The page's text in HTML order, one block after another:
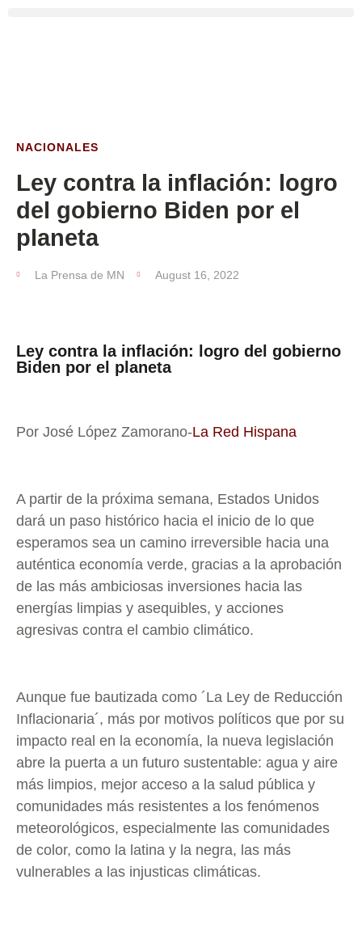
NACIONALES
Ley contra la inflación: logro
del gobierno Biden por el
planeta
La Prensa de MN August 16, 2022
Ley contra la inflación: logro del gobierno
Biden por el planeta
Por José López Zamorano-La Red Hispana
A partir de la próxima semana, Estados Unidos
dará un paso histórico hacia el inicio de lo que
esperamos sea un camino irreversible hacia una
auténtica economía verde, gracias a la aprobación
de las más ambiciosas inversiones hacia las
energías limpias y asequibles, y acciones
agresivas contra el cambio climático.
Aunque fue bautizada como ´La Ley de Reducción
Inflacionaria´, más por motivos políticos que por su
impacto real en la economía, la nueva legislación
abre la puerta a un futuro sustentable: agua y aire
más limpios, mejor acceso a la salud pública y
comunidades más resistentes a los fenómenos
meteorológicos, especialmente las comunidades
de color, como la latina y la negra, las más
vulnerables a las injusticas climáticas.